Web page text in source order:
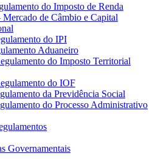
do Imposto de Renda
de Câmbio e Capital
do IPI
Aduaneiro
do Imposto Territorial
do IOF
da Previdência Social
do Processo Administrativo
Governamentais